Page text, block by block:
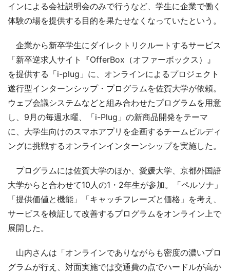
インによる会社説明会のみで行うなど、学生に企業で働く
体験の場を提供する目的を果たせなくなっていたという。
企業から新卒学生にダイレクトリクルートするサービス
「新卒逆求人サイト『OfferBox（オファーボックス）』
を提供する「i-plug」に、オンラインによるプロジェクト
遂行型インターンシップ・プログラムを佐賀大学が依頼。
ウェブ会議システムなどと組み合わせたプログラムを用意
し、9月の毎週水曜、「i-Plug」の新商品開発をテーマ
に、大学生向けのスマホアプリを企画するチームビルディ
ングに挑戦するオンラインインターンシップを実施した。
プログラムには佐賀大学のほか、愛媛大学、京都外国語
大学からと合わせて10人の1・2年生が参加。「ペルソナ」
「提供価値と機能」「キャッチフレーズと価格」を考え、
サービスを検証して改善するプログラムをオンライン上で
展開した。
山内さんは「オンラインでありながらも密度の濃いプロ
グラムが行え、対面実施では交通費の点でハードルが高か